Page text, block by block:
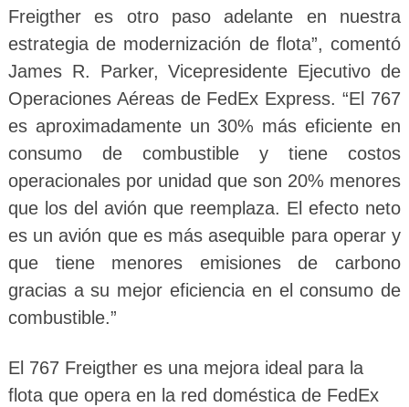
Freigther es otro paso adelante en nuestra
estrategia de modernización de flota”, comentó
James R. Parker, Vicepresidente Ejecutivo de
Operaciones Aéreas de FedEx Express. “El 767
es aproximadamente un 30% más eficiente en
consumo de combustible y tiene costos
operacionales por unidad que son 20% menores
que los del avión que reemplaza. El efecto neto
es un avión que es más asequible para operar y
que tiene menores emisiones de carbono
gracias a su mejor eficiencia en el consumo de
combustible.”
El 767 Freigther es una mejora ideal para la
flota que opera en la red doméstica de FedEx